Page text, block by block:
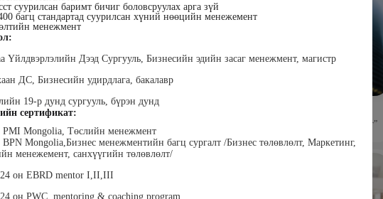
суурилсан баримт бичиг боловсруулах арга зүй
багц стандартад суурилсан хүний нөөцийн менежемент
менежмент
Үйлдвэрлэлийн Дээд Сургууль, Бизнесийн эдийн засаг менежмент, магистр
ДС, Бизнесийн удирдлага, бакалавр
19-р дунд сургууль, бүрэн дунд
сертификат:
PMI Mongolia, Төслийн менежмент
BPN Mongolia,Бизнес менежментийн багц сургалт /Бизнес төлөвлөлт, Маркетинг,
менежемент, санхүүгийн төлөвлөлт/
он EBRD mentor I,II,III
он PWC, mentoring & coaching program
Алтан-Авдар Ирээдүй
Эрдэмтэн Сурагчдын
тэргүүн (үүсгэн байгуулагч)
багш
Наран анд консалтинг”